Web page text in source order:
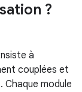
?
à
couplées et
Chaque module